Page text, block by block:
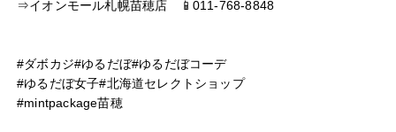
⇒イオンモール札幌苗穂店　📱011-768-8848
#ダボカジ#ゆるだぼ#ゆるだぼコーデ
#ゆるだぼ女子#北海道セレクトショップ